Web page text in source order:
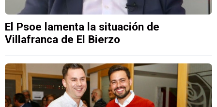
El Psoe lamenta la situación de
Villafranca de El Bierzo